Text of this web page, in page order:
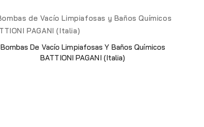
Bombas De Vacío Limpiafosas Y Baños Químicos
BATTIONI PAGANI (Italia)